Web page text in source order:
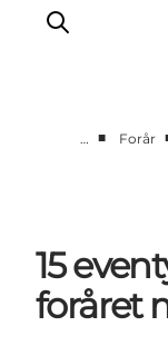
Events
… ■ Forår
15
foråret